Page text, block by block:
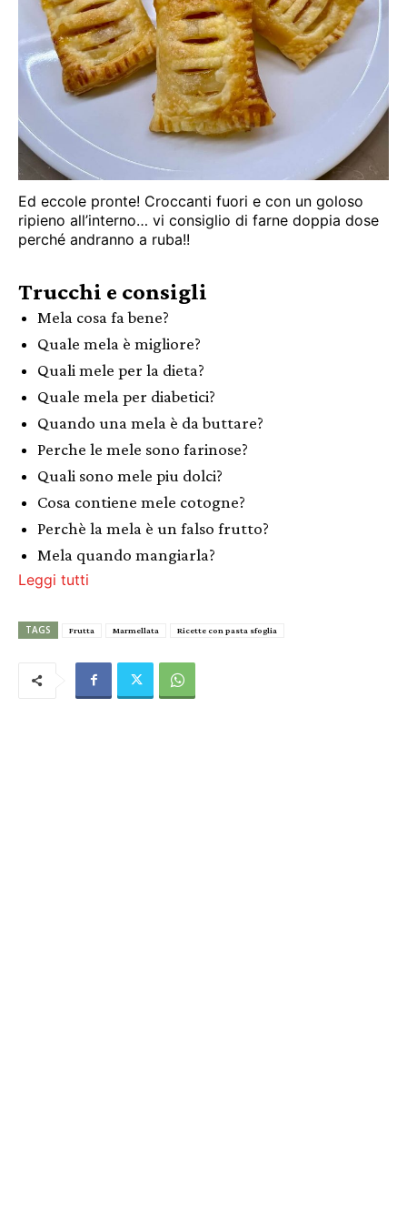
Ed eccole pronte! Croccanti fuori e con un goloso
ripieno all’interno… vi consiglio di farne doppia dose
perché andranno a ruba!!
Trucchi e consigli
Mela cosa fa bene?
Quale mela è migliore?
Quali mele per la dieta?
Quale mela per diabetici?
Quando una mela è da buttare?
Perche le mele sono farinose?
Quali sono mele piu dolci?
Cosa contiene mele cotogne?
Perchè la mela è un falso frutto?
Mela quando mangiarla?
Leggi tutti
TAGS Frutta Marmellata Ricette con pasta sfoglia